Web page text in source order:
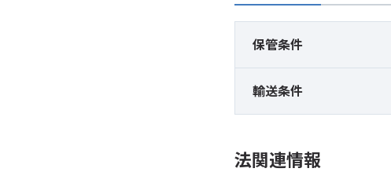
保管条件
輸送条件
法関連情報